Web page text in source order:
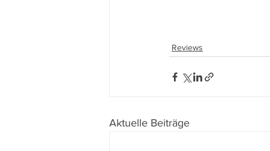
Reviews
Aktuelle Beiträge